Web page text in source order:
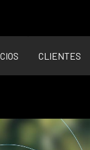
CLIENTES